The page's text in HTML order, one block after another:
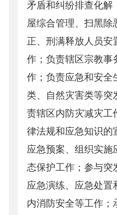
矛盾和纠纷排查化解
屋综合管理、扫黑除
正、刑满释放人员安
作；负责辖区宗教事
作；负责应急和安全
类、自然灾害类等突
责辖区内防灾减灾工
律法规和应急知识的
应急预案、组织实施
态保护工作；参与突
应急演练、应急处置
内消防安全等工作；